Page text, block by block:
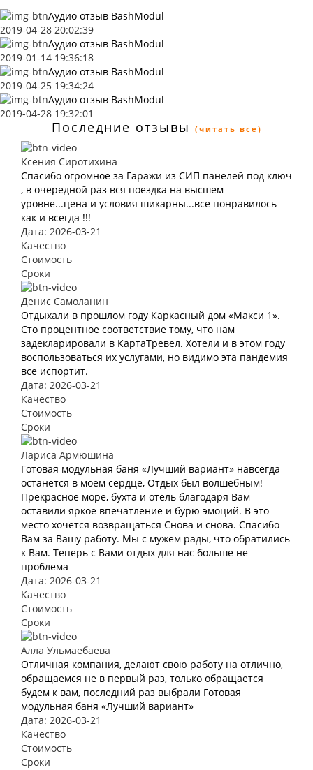
Аудио отзыв BashModul
2019-04-28 20:02:39
Аудио отзыв BashModul
2019-01-14 19:36:18
Аудио отзыв BashModul
2019-04-25 19:34:24
Аудио отзыв BashModul
2019-04-28 19:32:01
Последние отзывы (читать все)
Ксения Сиротихина
Спасибо огромное за Гаражи из СИП панелей под ключ
, в очередной раз вся поездка на высшем
уровне...цена и условия шикарны...все понравилось
как и всегда !!!
Дата: 2026-03-21
Качество
Стоимость
Сроки
Денис Самоланин
Отдыхали в прошлом году Каркасный дом «Макси 1».
Сто процентное соответствие тому, что нам
задекларировали в КартаТревел. Хотели и в этом году
воспользоваться их услугами, но видимо эта пандемия
все испортит.
Дата: 2026-03-21
Качество
Стоимость
Сроки
Лариса Армюшина
Готовая модульная баня «Лучший вариант» навсегда
останется в моем сердце, Отдых был волшебным!
Прекрасное море, бухта и отель благодаря Вам
оставили яркое впечатление и бурю эмоций. В это
место хочется возвращаться Снова и снова. Спасибо
Вам за Вашу работу. Мы с мужем рады, что обратились
к Вам. Теперь с Вами отдых для нас больше не
проблема
Дата: 2026-03-21
Качество
Стоимость
Сроки
Алла Ульмаебаева
Отличная компания, делают свою работу на отлично,
обращаемся не в первый раз, только обращается
будем к вам, последний раз выбрали Готовая
модульная баня «Лучший вариант»
Дата: 2026-03-21
Качество
Стоимость
Сроки